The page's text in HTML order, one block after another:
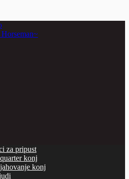
Horses
za pripust
konj
konj